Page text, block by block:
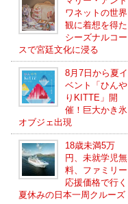
ワネットの世界
観に着想を得た
シーズナルコー
スで宮廷文化に浸る
8月7日から夏イ
ベント「ひんや
りKITTE」開
催！巨大かき氷
オブジェ出現
18歳未満5万
円、未就学児無
料、ファミリー
応援価格で行く
夏休みの日本一周クルーズ